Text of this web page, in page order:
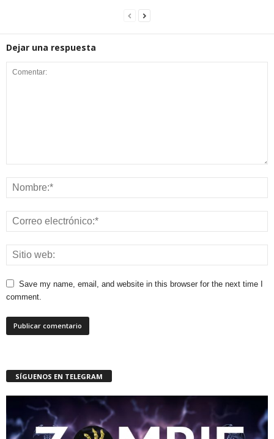
Dejar una respuesta
Save my name, email, and website in this browser for the next time I
comment.
SÍGUENOS EN TELEGRAM